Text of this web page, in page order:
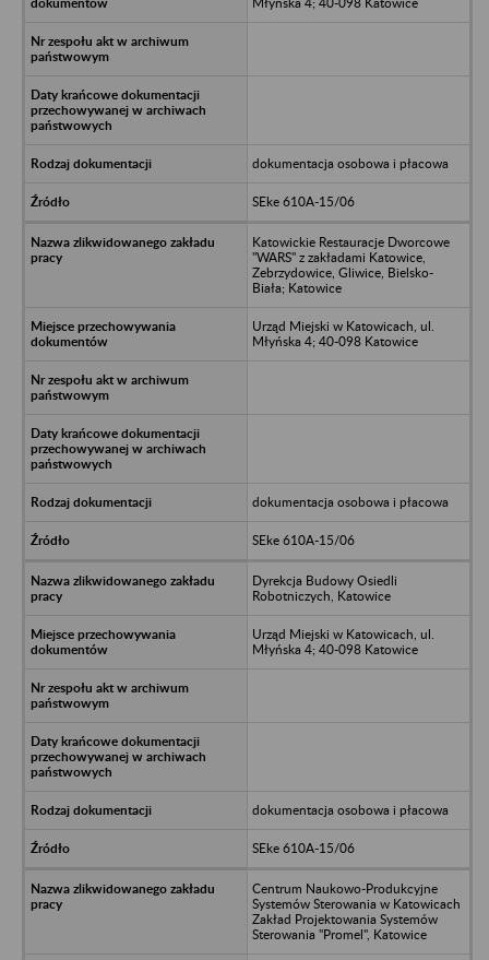
dokumentacja osobowa i płacowa
SEke 610A-15/06
Katowickie Restauracje Dworcowe
"WARS" z zakładami Katowice,
Zebrzydowice, Gliwice, Bielsko-
Biała; Katowice
Urząd Miejski w Katowicach, ul.
Młyńska 4; 40-098 Katowice
dokumentacja osobowa i płacowa
SEke 610A-15/06
Dyrekcja Budowy Osiedli
Robotniczych, Katowice
Urząd Miejski w Katowicach, ul.
Młyńska 4; 40-098 Katowice
dokumentacja osobowa i płacowa
SEke 610A-15/06
Centrum Naukowo-Produkcyjne
Systemów Sterowania w Katowicach
Zakład Projektowania Systemów
Sterowania "Promel", Katowice